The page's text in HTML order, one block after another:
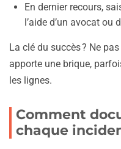
En dernier recours,
l’aide d’un avocat ou
La clé du succès ? Ne
apporte une brique,
les lignes.
Comment
chaque